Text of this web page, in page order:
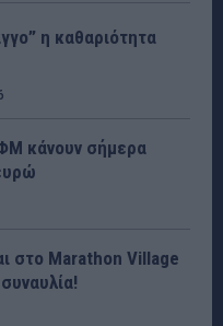
η καθαριότητα
κάνουν σήμερα
στο Marathon Village